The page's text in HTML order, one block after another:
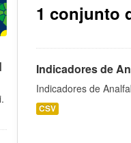
1 conjunto
Indicadores de
Indicadores de
CSV